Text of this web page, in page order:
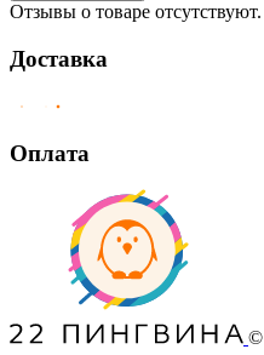
Отзывы о товаре отсутствуют.
Доставка
Оплата
©